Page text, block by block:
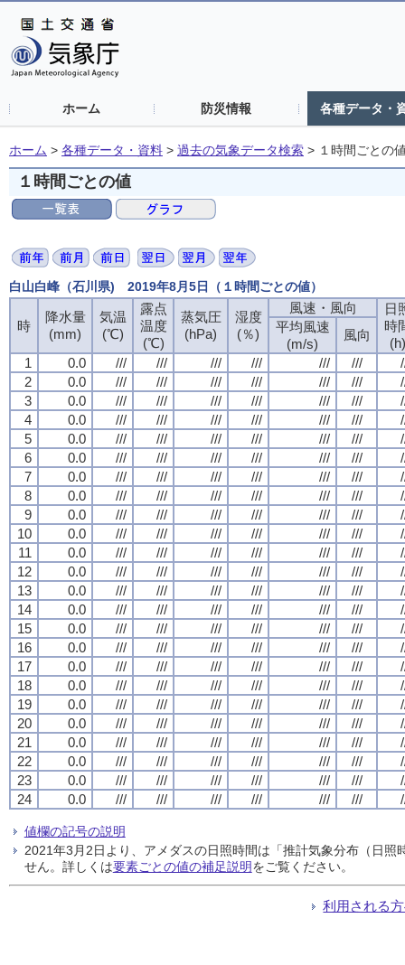
ホーム 防災情報 各種データ・
ホーム > 各種データ・資料 > 過去の気象データ検索 > １時間ごとの
１時間ごとの値
白山白峰（石川県) 2019年8月5日（１時間ごとの値）
時
降水量
(mm)
気温
(℃)
露点
温度
(℃)
蒸気圧
(hPa)
湿度
(％)
風速・風向
日
時
(h)
平均風速
(m/s)
風向
1
0.0 /// /// /// /// /// ///
2
0.0 /// /// /// /// /// ///
3
0.0 /// /// /// /// /// ///
4
0.0 /// /// /// /// /// ///
5
0.0 /// /// /// /// /// ///
6
0.0 /// /// /// /// /// ///
7
0.0 /// /// /// /// /// ///
8
0.0 /// /// /// /// /// ///
9
0.0 /// /// /// /// /// ///
10
0.0 /// /// /// /// /// ///
11
0.0 /// /// /// /// /// ///
12
0.0 /// /// /// /// /// ///
13
0.0 /// /// /// /// /// ///
14
0.0 /// /// /// /// /// ///
15
0.0 /// /// /// /// /// ///
16
0.0 /// /// /// /// /// ///
17
0.0 /// /// /// /// /// ///
18
0.0 /// /// /// /// /// ///
19
0.0 /// /// /// /// /// ///
20
0.0 /// /// /// /// /// ///
21
0.0 /// /// /// /// /// ///
22
0.0 /// /// /// /// /// ///
23
0.0 /// /// /// /// /// ///
24
0.0 /// /// /// /// /// ///
値欄の記号の説明
2021年3月2日より、アメダスの日照時間は「推計気象分布（日
せん。詳しくは要素ごとの値の補足説明をご覧ください。
利用される